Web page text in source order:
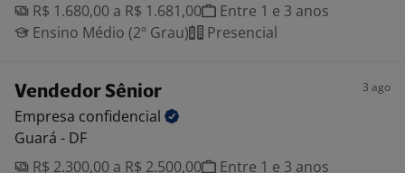
R$ 1.680,00 a R$ 1.681,00
Entre 1 e 3 anos
Ensino Médio (2º Grau)
Presencial
Vendedor Sênior 3 ago
Empresa confidencial
Guará - DF
R$ 2.300,00 a R$ 2.500,00
Entre 1 e 3 anos